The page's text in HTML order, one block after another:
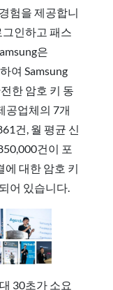
험을 제공합니
인하고 패스
은
여 Samsung
한 암호 키 동
공업체의 7개
건, 월 평균 신
건이 포
에 대한 암호 키
어 있습니다.
30초가 소요